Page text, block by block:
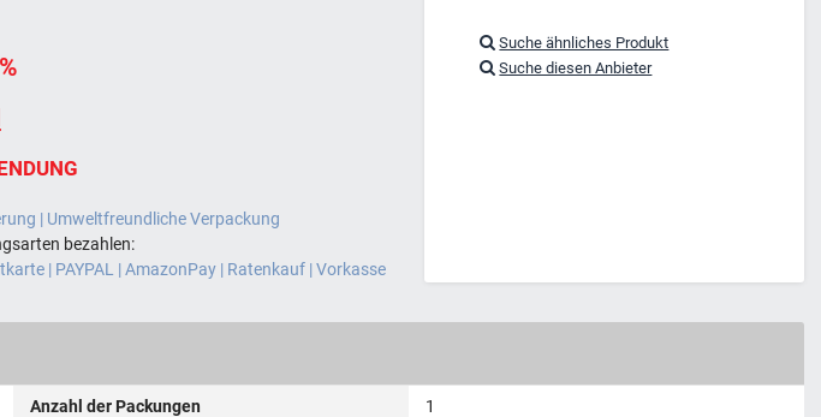
| Umweltfreundliche Verpackung
bezahlen:
| PAYPAL | AmazonPay | Ratenkauf | Vorkasse
Suche ähnliches Produkt
Suche diesen Anbieter
Anzahl der Packungen 1